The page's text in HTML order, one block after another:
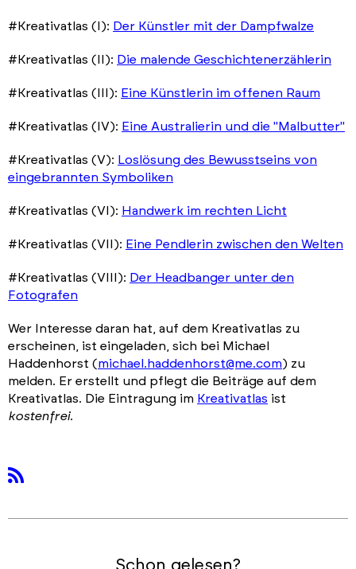
#Kreativatlas (I): Der Künstler mit der Dampfwalze
#Kreativatlas (II): Die malende Geschichtenerzählerin
#Kreativatlas (III): Eine Künstlerin im offenen Raum
#Kreativatlas (IV): Eine Australierin und die "Malbutter"
#Kreativatlas (V): Loslösung des Bewusstseins von
eingebrannten Symboliken
#Kreativatlas (VI): Handwerk im rechten Licht
#Kreativatlas (VII): Eine Pendlerin zwischen den Welten
#Kreativatlas (VIII): Der Headbanger unter den
Fotografen
Wer Interesse daran hat, auf dem Kreativatlas zu
erscheinen, ist eingeladen, sich bei Michael
Haddenhorst (michael.haddenhorst@me.com) zu
melden. Er erstellt und pflegt die Beiträge auf dem
Kreativatlas. Die Eintragung im Kreativatlas ist
kostenfrei.
Schon gelesen?